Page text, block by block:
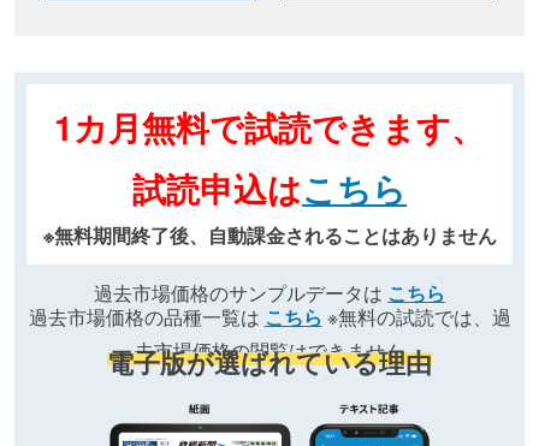
1カ月無料で試読できます、
試読申込はこちら
※無料期間終了後、自動課金されることはありません
過去市場価格のサンプルデータは こちら
過去市場価格の品種一覧は こちら ※無料の試読では、過
去市場価格の閲覧はできません
電子版が選ばれている理由